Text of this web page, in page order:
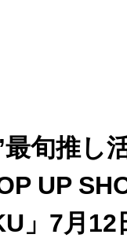
旬推し
UP
」7月12